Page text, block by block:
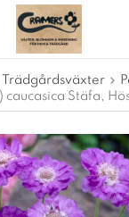
Trädgårdsväxter
caucasica Stäfa,